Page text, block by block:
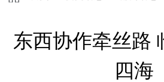
东西协作牵丝路
四海